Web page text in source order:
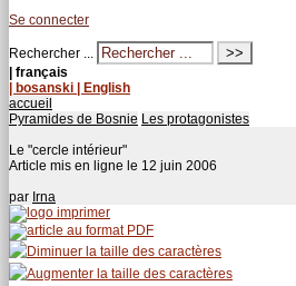
Se connecter
Rechercher ...
| français
| bosanski | English
accueil
Pyramides de Bosnie Les protagonistes
Le "cercle intérieur"
Article mis en ligne le 12 juin 2006
par Irna